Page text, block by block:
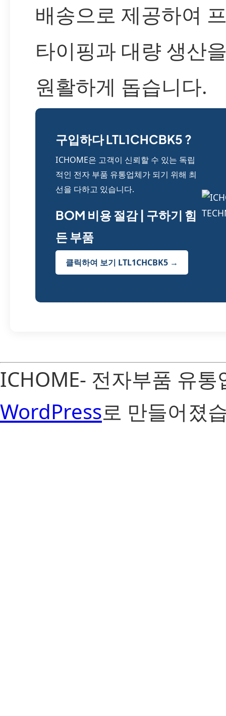
배송으로 제공하여
타이핑과 대량 생산
원활하게 돕습니다.
구입하다 LTL1CHCBK5 ?
ICHOME은 고객이 신뢰할 수 있는 독립
적인 전자 부품 유통업체가 되기 위해 최
선을 다하고 있습니다.
BOM 비용 절감 | 구하기 힘
든 부품
클릭하여 보기 LTL1CHCBK5 →
ICHOME- 전자부품 유
WordPress로 만들어졌